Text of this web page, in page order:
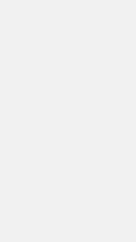
Highgrove - zasebni vrt kralja
Cotswoldsa, Hidcote Manor,